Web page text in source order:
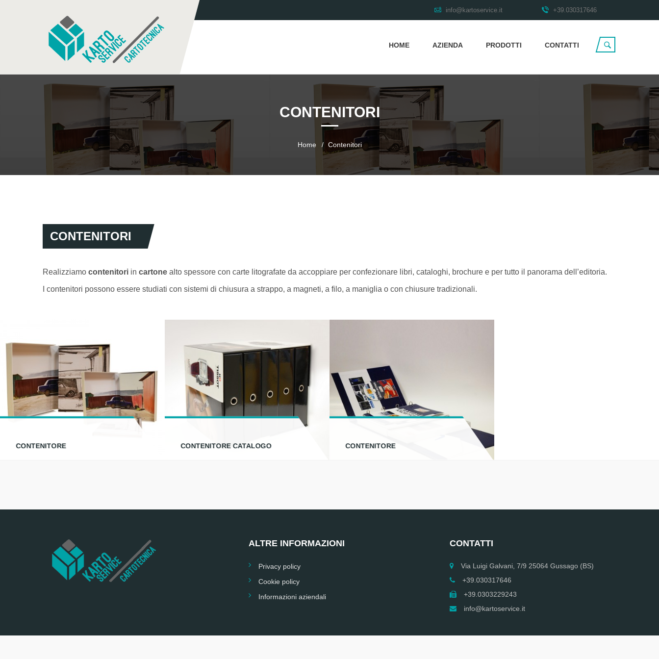
info@kartoservice.it +39.030317646
HOME AZIENDA PRODOTTI CONTATTI
CONTENITORI
Home Contenitori
CONTENITORI
Realizziamo contenitori in cartone alto spessore con carte litografate da accoppiare per confezionare libri, cataloghi, brochure e per tutto il panorama dell’editoria.
I contenitori possono essere studiati con sistemi di chiusura a strappo, a magneti, a filo, a maniglia o con chiusure tradizionali.
CONTENITORE CONTENITORE CATALOGO CONTENITORE
ALTRE INFORMAZIONI
Privacy policy
Cookie policy
Informazioni aziendali
CONTATTI
Via Luigi Galvani, 7/9 25064 Gussago (BS)
+39.030317646
+39.0303229243
info@kartoservice.it